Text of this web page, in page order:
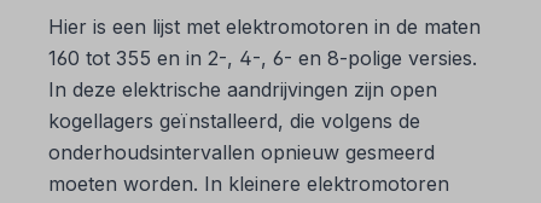
Hier is een lijst met elektromotoren in de maten
160 tot 355 en in 2-, 4-, 6- en 8-polige versies.
In deze elektrische aandrijvingen zijn open
kogellagers geïnstalleerd, die volgens de
onderhoudsintervallen opnieuw gesmeerd
moeten worden. In kleinere elektromotoren